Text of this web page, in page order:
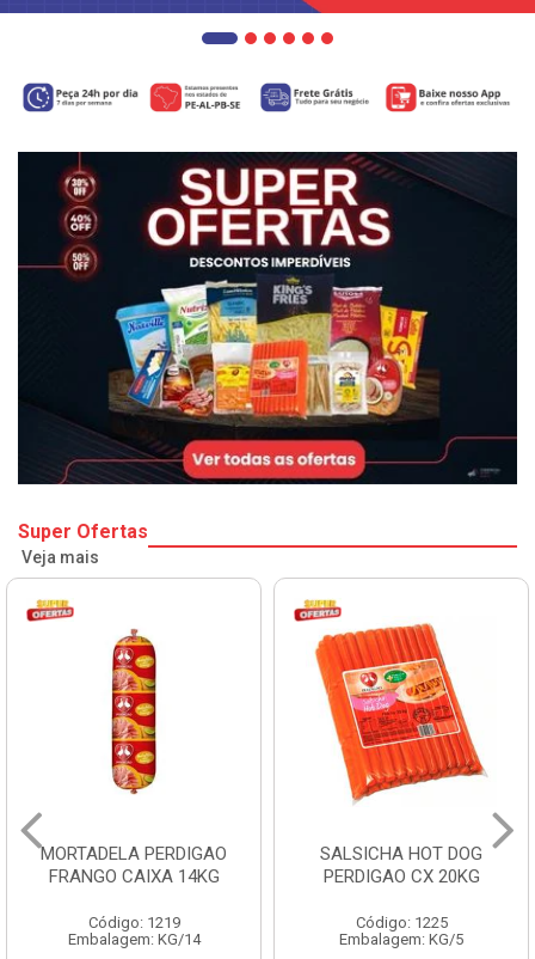
Super Ofertas
Veja mais
SALSICHA HOT DOG
PERDIGAO CX 20KG
Código: 1225
Embalagem: KG/5
PERNIL SUINO C/OSSO
COPAVEL KG
Código: 12301
Embalagem: CX/± 19,56 KG